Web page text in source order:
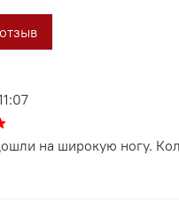
на широкую ногу.